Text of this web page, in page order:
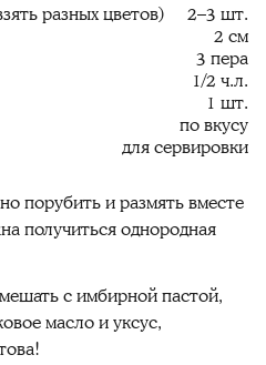
разных цветов)
2–3 шт.
2 см
3 пера
1/2 ч.л.
1 шт.
по вкусу
для сервировки
порубить и размять вместе
получиться однородная
с имбирной пастой,
масло и уксус,